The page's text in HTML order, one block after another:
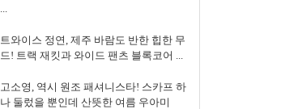
...
트와이스 정연, 제주 바람도 반한 힙한 무
드! 트랙 재킷과 와이드 팬츠 블록코어 ...
고소영, 역시 원조 패셔니스타! 스카프 하
나 둘렀을 뿐인데 산뜻한 여름 우아미